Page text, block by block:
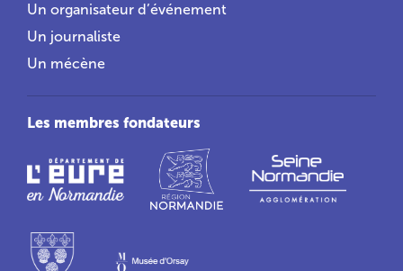
Un organisateur d’événement
Un journaliste
Un mécène
Les membres fondateurs